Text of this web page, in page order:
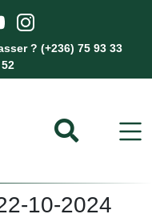
? (+236) 75 93 33
10-2024